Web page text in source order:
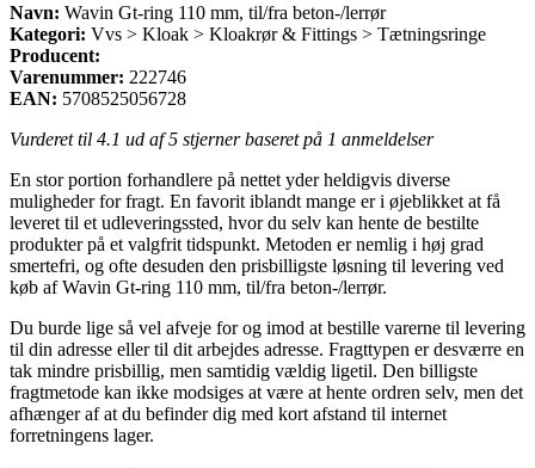
Navn: Wavin Gt-ring 110 mm, til/fra beton-/lerrør
Kategori: Vvs > Kloak > Kloakrør & Fittings > Tætningsringe
Producent:
Varenummer: 222746
EAN: 5708525056728
Vurderet til 4.1 ud af 5 stjerner baseret på 1 anmeldelser
En stor portion forhandlere på nettet yder heldigvis diverse
muligheder for fragt. En favorit iblandt mange er i øjeblikket at få
leveret til et udleveringssted, hvor du selv kan hente de bestilte
produkter på et valgfrit tidspunkt. Metoden er nemlig i høj grad
smertefri, og ofte desuden den prisbilligste løsning til levering ved
køb af Wavin Gt-ring 110 mm, til/fra beton-/lerrør.
Du burde lige så vel afveje for og imod at bestille varerne til levering
til din adresse eller til dit arbejdes adresse. Fragttypen er desværre en
tak mindre prisbillig, men samtidig vældig ligetil. Den billigste
fragtmetode kan ikke modsiges at være at hente ordren selv, men det
afhænger af at du befinder dig med kort afstand til internet
forretningens lager.